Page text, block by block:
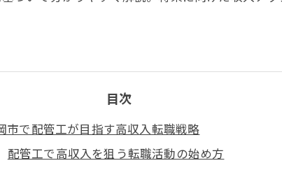
目次
市で配管工が目指す高収入転職戦略
配管工で高収入を狙う転職活動の始め方